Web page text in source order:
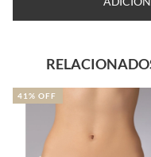
39% OFF